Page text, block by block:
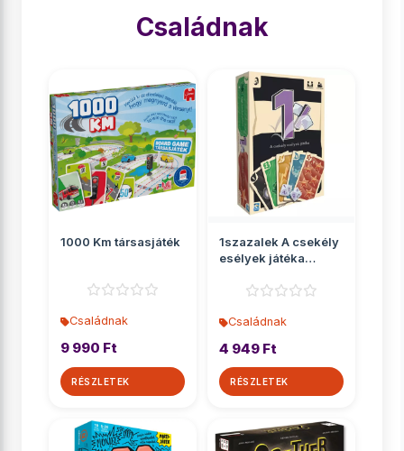
Családnak
1000 Km társasjáték
Családnak
9 990 Ft
RÉSZLETEK
1szazalek A csekély
esélyek játéka
Családnak
4 949 Ft
RÉSZLETEK